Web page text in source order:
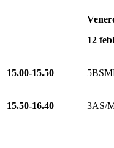
12
15.00-15.50
15.50-16.40 3AS/